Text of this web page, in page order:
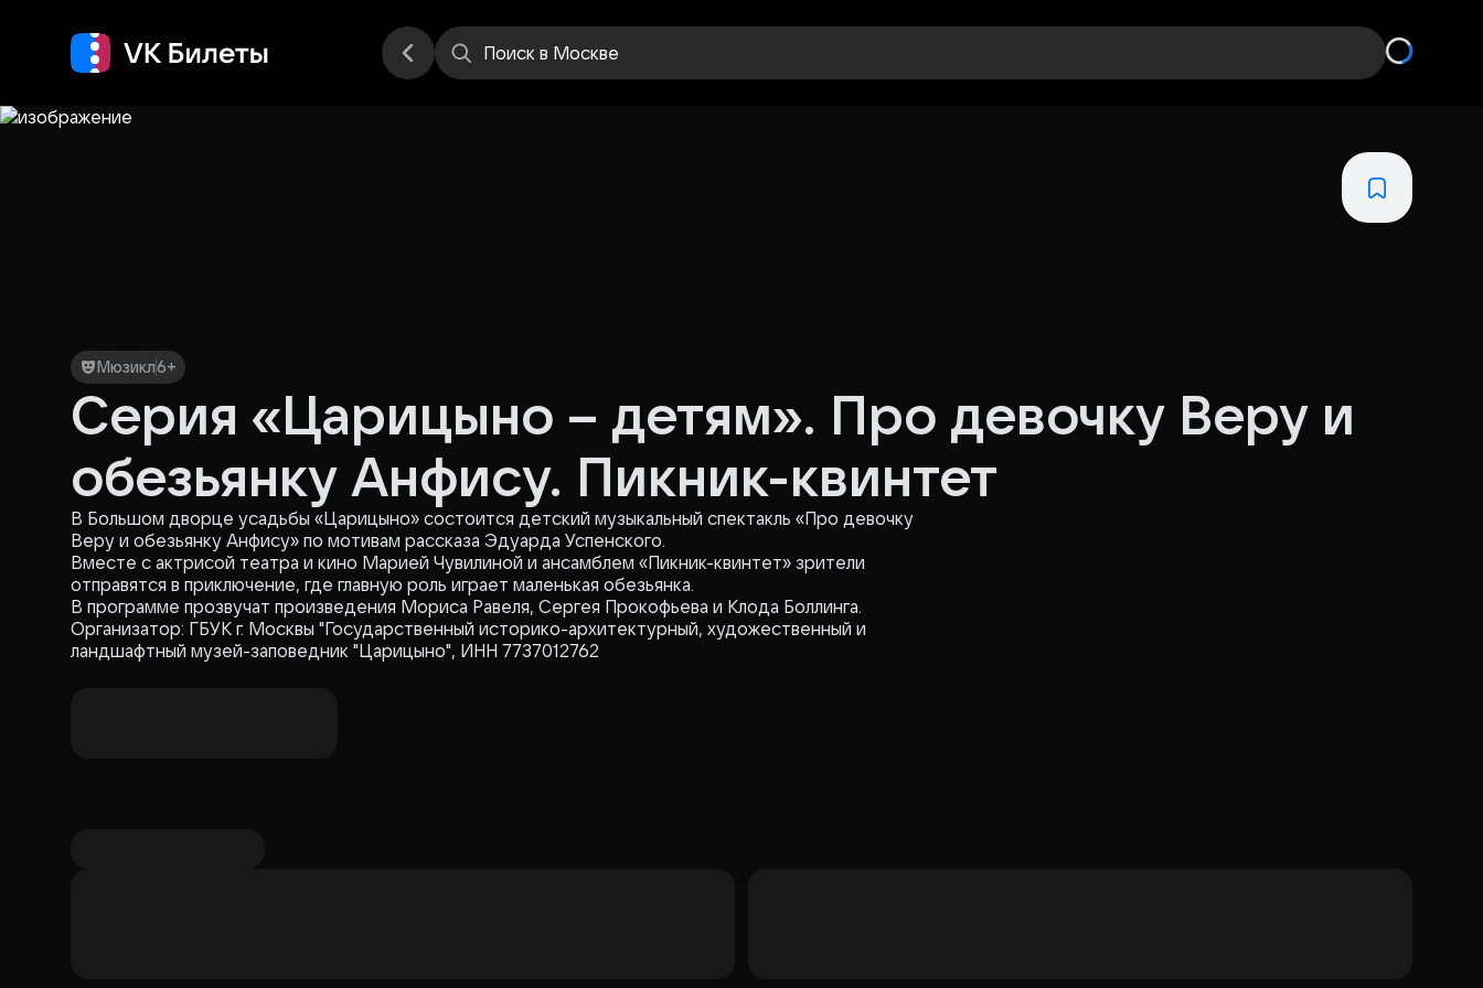
Поиск в Москве
Мюзикл6+
Серия «Царицыно – детям». Про девочку Веру и
обезьянку Анфису. Пикник-квинтет
В Большом дворце усадьбы «Царицыно» состоится детский музыкальный спектакль «Про девочку
Веру и обезьянку Анфису» по мотивам рассказа Эдуарда Успенского.
Вместе с актрисой театра и кино Марией Чувилиной и ансамблем «Пикник-квинтет» зрители
отправятся в приключение, где главную роль играет маленькая обезьянка.
В программе прозвучат произведения Мориса Равеля, Сергея Прокофьева и Клода Боллинга.
Организатор: ГБУК г. Москвы "Государственный историко-архитектурный, художественный и
ландшафтный музей-заповедник "Царицыно", ИНН 7737012762